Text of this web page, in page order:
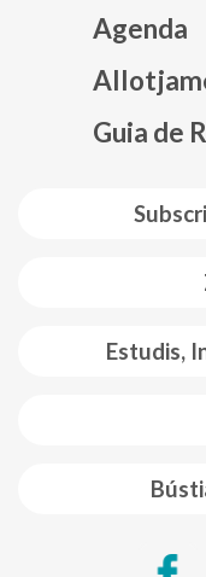
Estudis,
Agenda
Guia de